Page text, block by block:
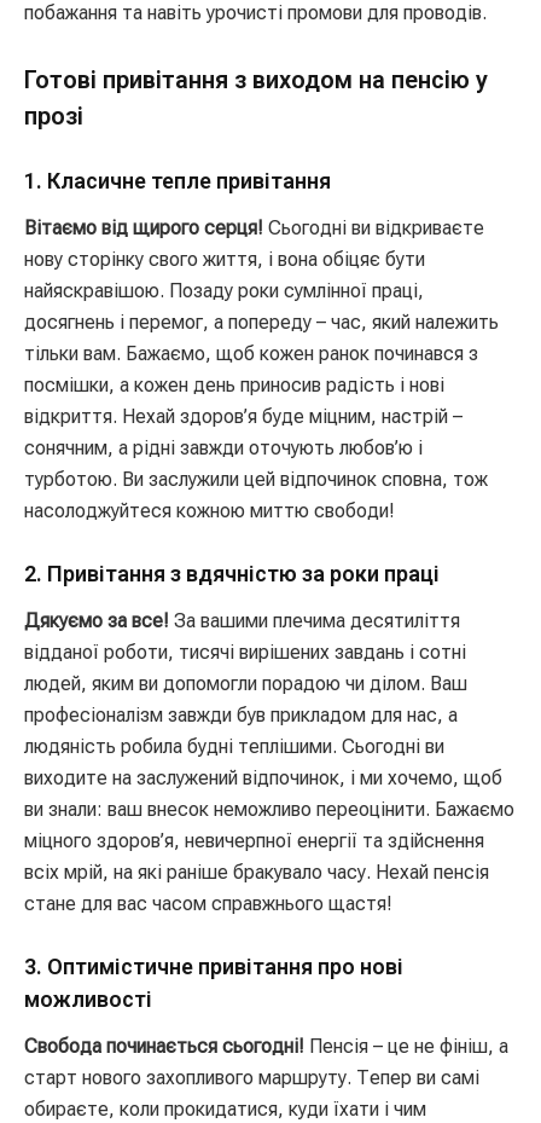
побажання та навіть урочисті промови для проводів.
Готові привітання з виходом на пенсію у
прозі
1. Класичне тепле привітання
Вітаємо від щирого серця! Сьогодні ви відкриваєте
нову сторінку свого життя, і вона обіцяє бути
найяскравішою. Позаду роки сумлінної праці,
досягнень і перемог, а попереду – час, який належить
тільки вам. Бажаємо, щоб кожен ранок починався з
посмішки, а кожен день приносив радість і нові
відкриття. Нехай здоров’я буде міцним, настрій –
сонячним, а рідні завжди оточують любов’ю і
турботою. Ви заслужили цей відпочинок сповна, тож
насолоджуйтеся кожною миттю свободи!
2. Привітання з вдячністю за роки праці
Дякуємо за все! За вашими плечима десятиліття
відданої роботи, тисячі вирішених завдань і сотні
людей, яким ви допомогли порадою чи ділом. Ваш
професіоналізм завжди був прикладом для нас, а
людяність робила будні теплішими. Сьогодні ви
виходите на заслужений відпочинок, і ми хочемо, щоб
ви знали: ваш внесок неможливо переоцінити. Бажаємо
міцного здоров’я, невичерпної енергії та здійснення
всіх мрій, на які раніше бракувало часу. Нехай пенсія
стане для вас часом справжнього щастя!
3. Оптимістичне привітання про нові
можливості
Свобода починається сьогодні! Пенсія – це не фініш, а
старт нового захопливого маршруту. Тепер ви самі
обираєте, коли прокидатися, куди їхати і чим